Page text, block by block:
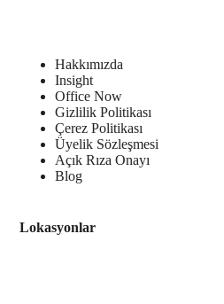
Hakkımızda
Insight
Office Now
Gizlilik Politikası
Çerez Politikası
Üyelik Sözleşmesi
Açık Rıza Onayı
Blog
Lokasyonlar